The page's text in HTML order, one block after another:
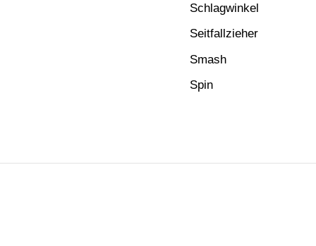
Schlagwinkel
Seitfallzieher
Smash
Spin